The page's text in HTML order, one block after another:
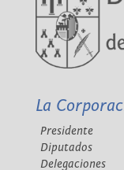
La
Presidente
Diputados
Delegaciones